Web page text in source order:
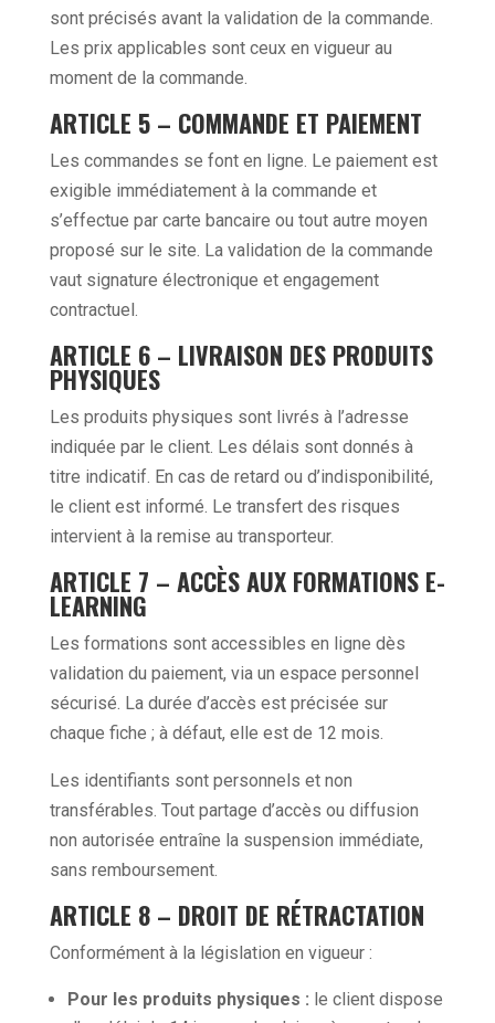
sont précisés avant la validation de la commande.
Les prix applicables sont ceux en vigueur au
moment de la commande.
ARTICLE 5 – COMMANDE ET PAIEMENT
Les commandes se font en ligne. Le paiement est
exigible immédiatement à la commande et
s’effectue par carte bancaire ou tout autre moyen
proposé sur le site. La validation de la commande
vaut signature électronique et engagement
contractuel.
ARTICLE 6 – LIVRAISON DES PRODUITS
PHYSIQUES
Les produits physiques sont livrés à l’adresse
indiquée par le client. Les délais sont donnés à
titre indicatif. En cas de retard ou d’indisponibilité,
le client est informé. Le transfert des risques
intervient à la remise au transporteur.
ARTICLE 7 – ACCÈS AUX FORMATIONS E-
LEARNING
Les formations sont accessibles en ligne dès
validation du paiement, via un espace personnel
sécurisé. La durée d’accès est précisée sur
chaque fiche ; à défaut, elle est de 12 mois.
Les identifiants sont personnels et non
transférables. Tout partage d’accès ou diffusion
non autorisée entraîne la suspension immédiate,
sans remboursement.
ARTICLE 8 – DROIT DE RÉTRACTATION
Conformément à la législation en vigueur :
Pour les produits physiques : le client dispose